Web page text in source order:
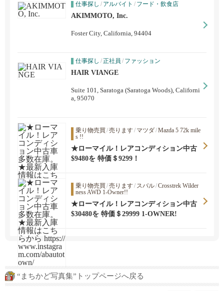
仕事探し / アルバイト / フード・飲食店
AKIMMOTO, Inc.
Foster City, California, 94404
仕事探し /正社員 / ファッション
HAIR VIANGE
Suite 101, Saratoga (Saratoga Woods), Californi
a, 95070
乗り物売買 /売ります/ マツダ/Mazda 5 72k mile
s !!
★ローマイル！レアコンディション中古
車多数在庫。★最新入庫情報はこちらか
ら https://www.instagram.com/abautotow
$9480を 特価＄9299！
乗り物売買 /売ります/ スバル/Crosstrek Wilder
ness AWD 1-Owner!!
★ローマイル！レアコンディション中古
車多数在庫。★最新入庫情報はこちらか
ら https://www.instagram.com/abautotow
$30480を 特価＄29999 1-OWNER!
“まちかど写真集”トップページへ戻る